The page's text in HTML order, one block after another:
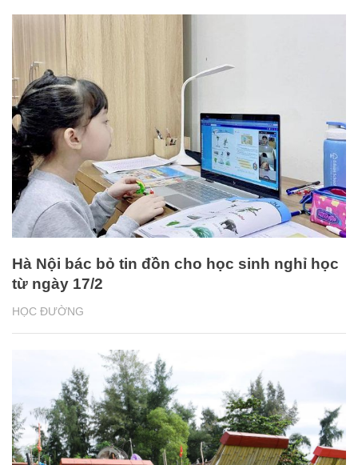
HỌC ĐƯỜNG
Hà Nội bác bỏ tin đồn cho học sinh nghỉ học
từ ngày 17/2